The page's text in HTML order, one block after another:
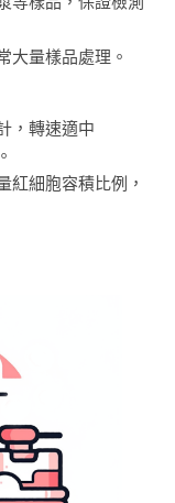
大量樣品處理。
，轉速適中
紅細胞容積比例，